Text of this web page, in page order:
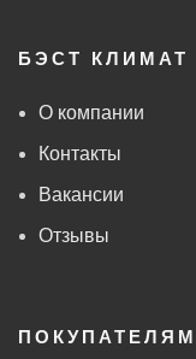
БЭСТ КЛИМАТ
О компании
Контакты
Вакансии
Отзывы
ПОКУПАТЕЛЯМ